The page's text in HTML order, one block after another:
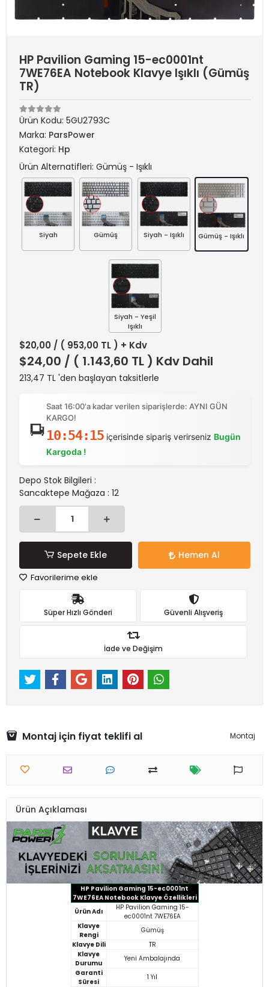
HP Pavilion Gaming 15-ec0001nt
7WE76EA Notebook Klavye Işıklı (Gümüş
TR)
Ürün Kodu: 5GU2793C
Marka: ParsPower
Kategori: Hp
Ürün Alternatifleri: Gümüş - Işıklı
Siyah Gümüş Siyah - Işıklı Gümüş - Işıklı
Siyah - Yeşil
Işıklı
$20,00 / ( 953,00 TL ) + Kdv
$24,00 / ( 1.143,60 TL ) Kdv Dahil
213,47 TL 'den başlayan taksitlerle
Saat 16:00'a kadar verilen siparişlerde: AYNI GÜN
KARGO!
10:54:15içerisinde sipariş verirseniz Bugün
Kargoda !
Depo Stok Bilgileri :
Sancaktepe Mağaza : 12
Sepete Ekle Hemen Al
Favorilerime ekle
Süper Hızlı Gönderi Güvenli Alışveriş
İade ve Değişim
Montaj için fiyat teklifi al Montaj
Ürün Açıklaması
HP Pavilion Gaming 15-ec0001nt
7WE76EA Notebook Klavye Özellikleri
Ürün Adı
HP Pavilion Gaming 15-
ec0001nt 7WE76EA
Klavye
Rengi
Gümüş
Klavye Dili
TR
Klavye
Durumu
Yeni Ambalajında
Garanti
Süresi
1 Yıl